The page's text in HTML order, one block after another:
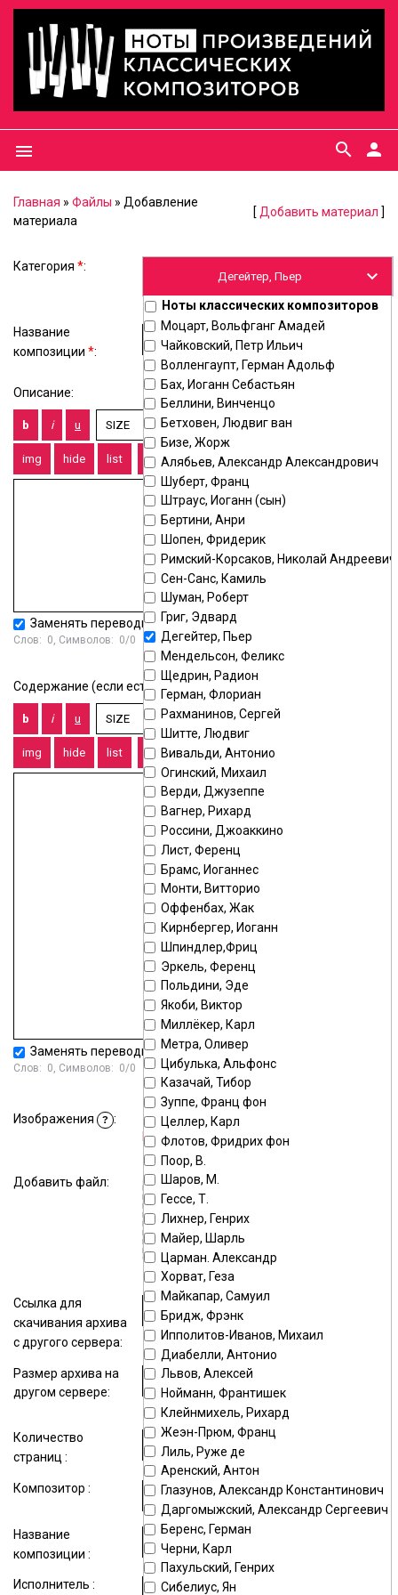
menu person
search
Главная » Файлы » Добавление
материала
[ Добавить материал ]
Категория *:
Ноты классических композиторов
Моцарт, Вольфганг Амадей
Чайковский, Петр Ильич
Волленгаупт, Герман Адольф
Бах, Иоганн Себастьян
Беллини, Винченцо
Бетховен, Людвиг ван
Бизе, Жорж
Алябьев, Александр Александрович
Шуберт, Франц
Штраус, Иоганн (сын)
Бертини, Анри
Шопен, Фридерик
Римский-Корсаков, Николай Андреевич
Сен-Санс, Камиль
Шуман, Роберт
Григ, Эдвард
Дегейтер, Пьер
Мендельсон, Феликс
Щедрин, Радион
Герман, Флориан
Рахманинов, Сергей
Шитте, Людвиг
Вивальди, Антонио
Огинский, Михаил
Верди, Джузеппе
Вагнер, Рихард
Россини, Джоаккино
Лист, Ференц
Брамс, Иоганнес
Монти, Витторио
Оффенбах, Жак
Кирнбергер, Иоганн
Шпиндлер,Фриц
Эркель, Ференц
Польдини, Эде
Якоби, Виктор
Миллёкер, Карл
Метра, Оливер
Цибулька, Альфонс
Казачай, Тибор
Зуппе, Франц фон
Целлер, Карл
Флотов, Фридрих фон
Поор, В.
Шаров, М.
Гессе, Т.
Лихнер, Генрих
Майер, Шарль
Царман. Александр
Хорват, Геза
Майкапар, Самуил
Бридж, Фрэнк
Ипполитов-Иванов, Михаил
Диабелли, Антонио
Львов, Алексей
Нойманн, Франтишек
Клейнмихель, Рихард
Жеэн-Прюм, Франц
Лиль, Руже де
Аренский, Антон
Глазунов, Александр Константинович
Даргомыжский, Александр Сергеевич
Беренс, Герман
Черни, Карл
Пахульский, Генрих
Сибелиус, Ян
Название
композиции *:
Описание:
Заменять переводы строк тегом<BR>
Слов: 0, Символов: 0/0
Содержание (если есть):
Заменять переводы строк тегом<BR>
Слов: 0, Символов: 0/0
Изображения ? : Стандартный загрузчик
Мультизагрузчик
Добавить файл:
Выберите или перетащите файл в это
Максимальный размер файла —
Ссылка для
скачивания архива
с другого сервера:
Размер архива на
другом сервере:
Количество
страниц :
Композитор :
Название
композиции :
Исполнитель :